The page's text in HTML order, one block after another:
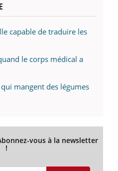
capable de traduire les
le corps médical a
mangent des légumes
vous à la newsletter
!